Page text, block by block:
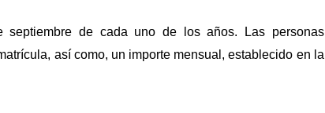
septiembre de cada uno de los años. Las personas
así como, un importe mensual, establecido en la